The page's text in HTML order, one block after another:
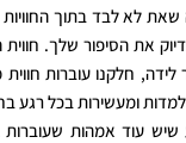
לא לבד בתוך
את הסיפור שלך. חווית
חלקנו עוברות
ומעשירות בכל רגע
שיש עוד אמהות